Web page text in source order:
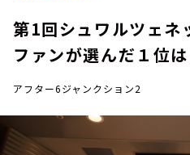
第1回シュワルツェネ
ファンが選んだ１位は
アフター6ジャンクション2